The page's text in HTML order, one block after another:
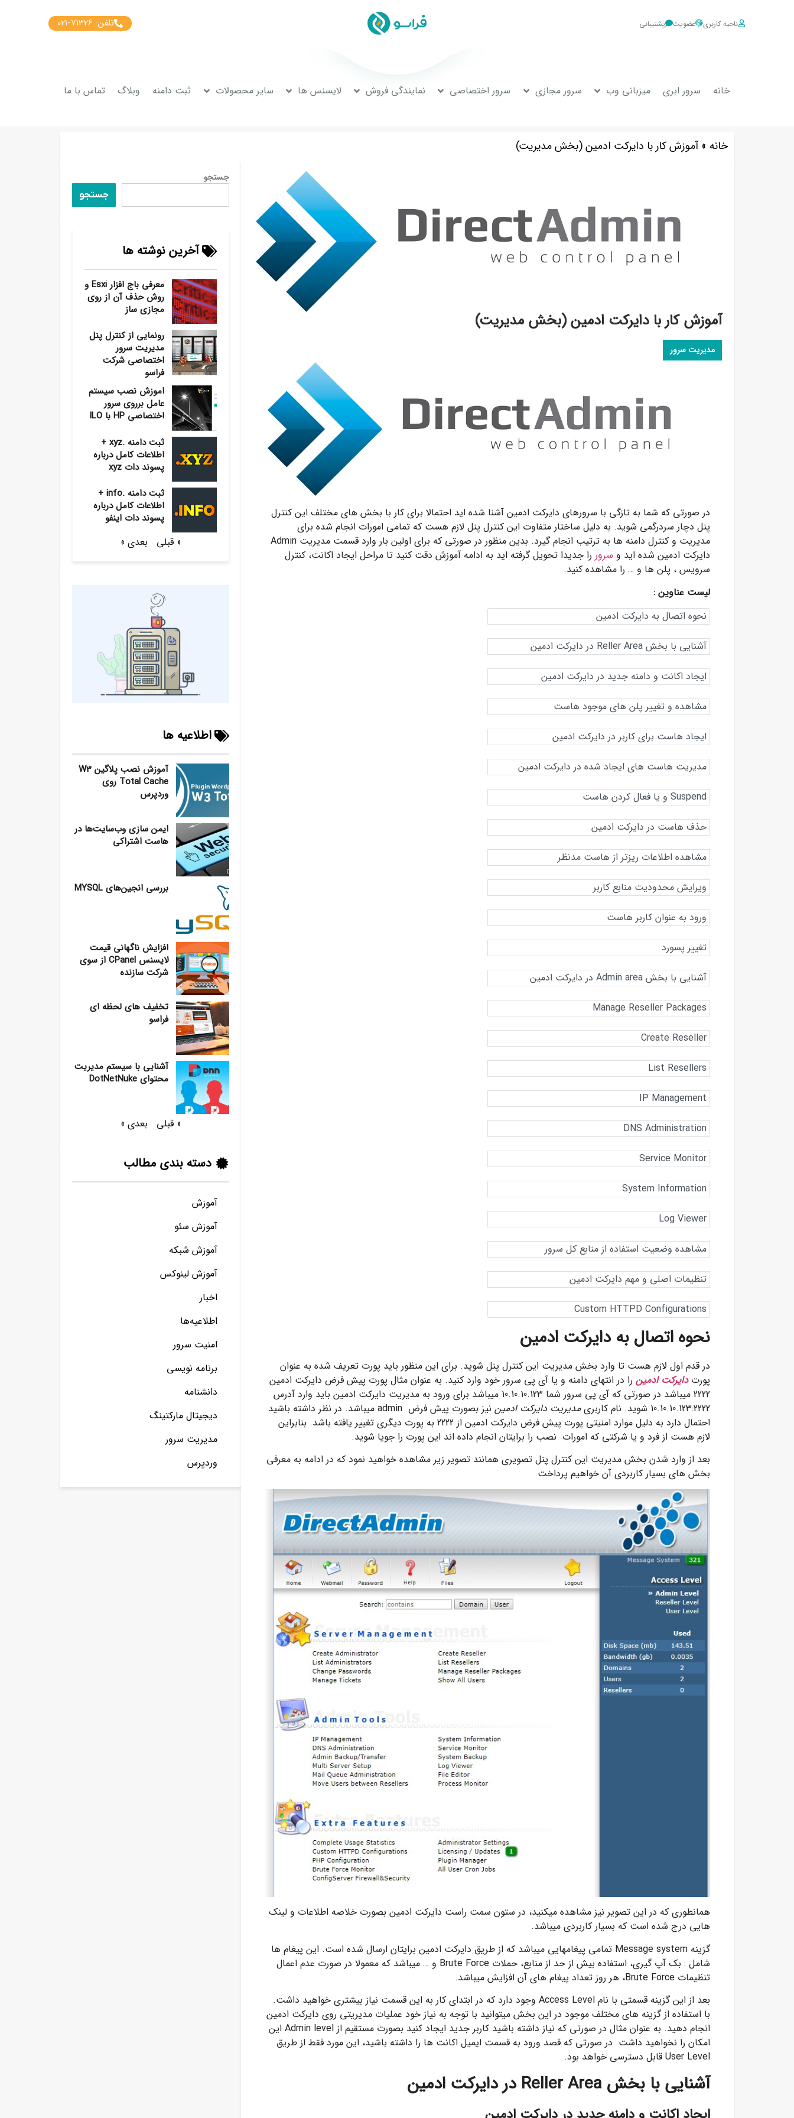
ناحیه کاربری عضویت پشتیبانی تلفن: 71326-021
خانه سرور ابری میزبانی وب سرور مجازی سرور اختصاصی نمایندگی فروش لایسنس ها سایر محصولات ثبت دامنه وبلاگ تماس با ما
خانه »آموزش کار با دایرکت ادمین (بخش مدیریت)
جستجو
جستجو
آخرین نوشته ها
معرفی باج افزار Esxi و
روش حذف آن از روی
مجازی ساز
رونمایی از کنترل پنل
مدیریت سرور
اختصاصی شرکت
فراسو
اموزش نصب سیستم
عامل برروی سرور
اختصاصی HP با ILO
ثبت دامنه .xyz +
اطلاعات کامل درباره
پسوند دات xyz
ثبت دامنه .info +
اطلاعات کامل درباره
پسوند دات اینفو
« قبلی بعدی »
اطلاعیه ها
آموزش نصب پلاگین W3
Total Cache روی
وردپرس
ایمن سازی وب‌سایت‌ها در
هاست اشتراکی
بررسی انجین‌های MYSQL
افزایش ناگهانی قیمت
لایسنس CPanel از سوی
شرکت سازنده
تخفیف های لحظه ای
فراسو
آشنایی با سیستم مدیریت
محتوای DotNetNuke
« قبلی بعدی »
دسته بندی مطالب
آموزش
آموزش سئو
آموزش شبکه
آموزش لینوکس
اخبار
اطلاعیه‌ها
امنیت سرور
برنامه نویسی
دانشنامه
دیجیتال مارکتینگ
مدیریت سرور
وردپرس
آموزش کار با دایرکت ادمین (بخش مدیریت)
مدیریت سرور
در صورتی که شما به تازگی با سرورهای دایرکت ادمین آشنا شده اید احتمالا برای کار با بخش های مختلف این کنترل
پنل دچار سردرگمی شوید. به دلیل ساختار متفاوت این کنترل پنل لازم هست که تمامی امورات انجام شده برای
مدیریت و کنترل دامنه ها به ترتیب انجام گیرد. بدین منظور در صورتی که برای اولین بار وارد قسمت مدیریت Admin
دایرکت ادمین شده اید و سرور را جدیدا تحویل گرفته اید به ادامه آموزش دقت کنید تا مراحل ایجاد اکانت، کنترل
سرویس ، پلن‌ ها و … را مشاهده کنید.
لیست عناوین :
نحوه اتصال به دایرکت ادمین
آشنایی با بخش Reller Area در دایرکت ادمین
ایجاد اکانت و دامنه جدید در دایرکت ادمین
مشاهده و تغییر پلن‌ های موجود هاست
ایجاد هاست برای کاربر در دایرکت ادمین
مدیریت هاست های ایجاد شده در دایرکت ادمین
Suspend و یا فعال کردن هاست
حذف هاست در دایرکت ادمین
مشاهده اطلاعات ریزتر از هاست مدنظر
ویرایش محدودیت منابع کاربر
ورود به عنوان کاربر هاست
تغییر پسورد
آشنایی با بخش Admin area در دایرکت ادمین
Manage Reseller Packages
Create Reseller
List Resellers
IP Management
DNS Administration
Service Monitor
System Information
Log Viewer
مشاهده وضعیت استفاده از منابع کل سرور
تنظیمات اصلی و مهم دایرکت ادمین
Custom HTTPD Configurations
نحوه اتصال به دایرکت ادمین
در قدم اول لازم هست تا وارد بخش مدیریت این کنترل پنل شوید. برای این منظور باید پورت تعریف شده به عنوان
پورتدایرکت ادمین را در انتهای دامنه و یا آی پی سرور خود وارد کنید. به عنوان مثال پورت پیش فرض دایرکت ادمین
2222 میباشد در صورتی که آی پی سرور شما 10.10.10.123 میباشد برای ورود به مدیریت دایرکت ادمین باید وارد آدرس
10.10.10.123:2222 شوید. نام کاربری
مدیریت دایرکت ادمین
نیز بصورت پیش فرض admin میباشد. در نظر داشته باشید
احتمال دارد به دلیل موارد امنیتی پورت پیش فرض دایرکت ادمین از 2222 به پورت دیگری تغییر یافته باشد. بنابراین
لازم هست از فرد و یا شرکتی که امورات نصب را برایتان انجام داده اند این پورت را جویا شوید.
بعد از وارد شدن بخش مدیریت این کنترل پنل تصویری همانند تصویر زیر مشاهده خواهید نمود که در ادامه به معرفی
بخش های بسیار کاربردی آن خواهیم پرداخت.
همانطوری که در این تصویر نیز مشاهده میکنید، در ستون سمت راست دایرکت ادمین بصورت خلاصه اطلاعات و لینک
هایی درج شده است که بسیار کاربردی میباشد.
گزینه Message system تمامی پیغامهایی میباشد که از طریق دایرکت ادمین برایتان ارسال شده است. این پیغام ها
شامل : بک آپ گیری، استفاده بیش از حد از منابع، حملات Brute Force و … میباشد که معمولا در صورت عدم اعمال
تنظیمات Brute Force، هر روز تعداد پیغام های آن افزایش میباشد.
بعد از این گزینه قسمتی با نام Access Level وجود دارد که در ابتدای کار به این قسمت نیاز بیشتری خواهید داشت.
با استفاده از گزینه های مختلف موجود در این بخش میتوانید با توجه به نیاز خود عملیات مدیریتی روی دایرکت ادمین
انجام دهید. به عنوان مثال در صورتی که نیاز داشته باشید کاربر جدید ایجاد کنید بصورت مستقیم از Admin level این
امکان را نخواهید داشت. در صورتی که قصد ورود به قسمت ایمیل اکانت ها را داشته باشید، این مورد فقط از طریق
User Level قابل دسترسی خواهد بود.
آشنایی با بخش Reller Area در دایرکت ادمین